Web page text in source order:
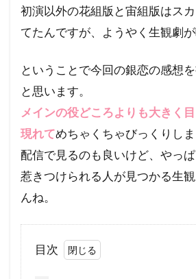
初演以外の花組版と宙組版はス
てたんですが、ようやく生観劇が
ということで今回の銀恋の感想
と思います。
メインの役どころよりも大きく
現れてめちゃくちゃびっくりしま
配信で見るのも良いけど、やっ
惹きつけられる人が見つかる生
んね。
目次